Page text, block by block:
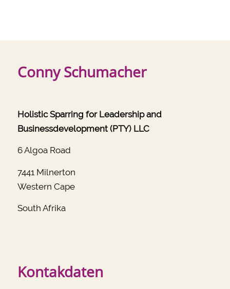
Conny Schumacher
Holistic Sparring for Leadership and
Businessdevelopment (PTY) LLC
6 Algoa Road
7441 Milnerton
Western Cape
South Afrika
Kontakdaten